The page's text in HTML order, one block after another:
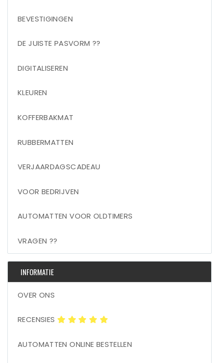
BEVESTIGINGEN
DE JUISTE PASVORM ??
DIGITALISEREN
KLEUREN
KOFFERBAKMAT
RUBBERMATTEN
VERJAARDAGSCADEAU
VOOR BEDRIJVEN
AUTOMATTEN VOOR OLDTIMERS
VRAGEN ??
INFORMATIE
OVER ONS
RECENSIES
AUTOMATTEN ONLINE BESTELLEN